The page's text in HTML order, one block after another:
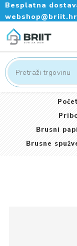
Besplatna
webshop@briit.hr
Brusni
Brusne